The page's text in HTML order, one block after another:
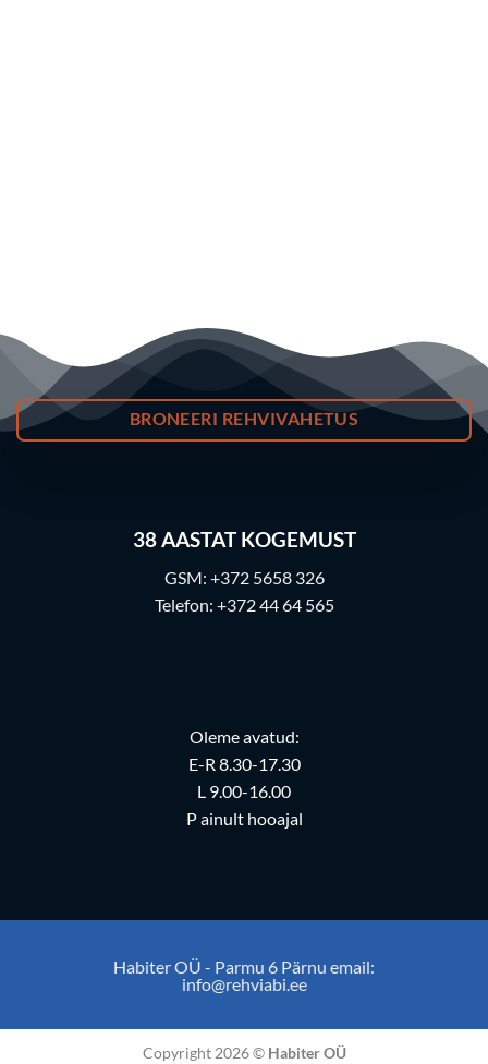
BRONEERI REHVIVAHETUS
38AASTAT KOGEMUST
GSM: +372 5658 326
Telefon: +372 44 64 565
Oleme avatud:
E-R 8.30-17.30
L 9.00-16.00
P ainult hooajal
Habiter OÜ - Parmu 6 Pärnu email:
info@rehviabi.ee
Copyright 2026 © Habiter OÜ